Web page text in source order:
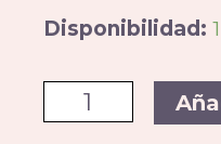
Disponibilidad: